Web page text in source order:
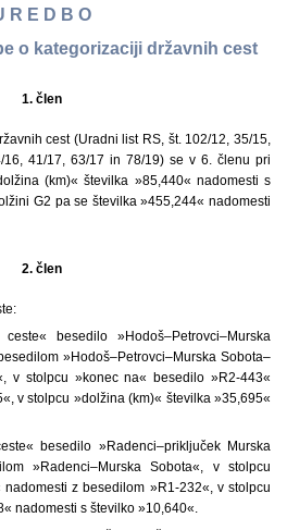
R E D B O
o kategorizaciji državnih cest
1. člen
cest (Uradni list RS, št. 102/12, 35/15,
16, 41/17, 63/17 in 78/19) se v 6. členu pri
(km)« številka »85,440« nadomesti s
G2 pa se številka »455,244« nadomesti
2. člen
besedilo »Hodoš–Petrovci–Murska
»Hodoš–Petrovci–Murska Sobota–
v stolpcu »konec na« besedilo »R2-443«
v stolpcu »dolžina (km)« številka »35,695«
besedilo »Radenci–priključek Murska
»Radenci–Murska Sobota«, v stolpcu
z besedilom »R1-232«, v stolpcu
nadomesti s številko »10,640«.